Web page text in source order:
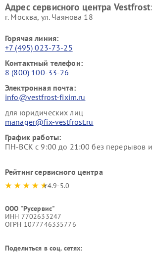
Адрес сервисного центра
г. Москва, ул. Чаянова 18
Горячая линия:
+7 (495) 023-73-25
Контактный телефон:
8 (800) 100-33-26
Электронная почта:
info@vestfrost-fixim.ru
для юридических лиц
manager@fix-vestfrost.ru
График работы:
ПН-ВСК с 9:00 до 21:00 без перерывов
Рейтинг сервисного центра
4.9-5.0
ООО "Русервис"
ИНН 7702633247
ОГРН 1077746335776
Поделиться в соц. сетях: